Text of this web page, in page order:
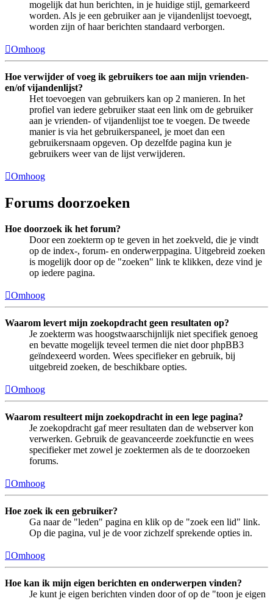
mogelijk dat hun berichten, in je huidige stijl, gemarkeerd
worden. Als je een gebruiker aan je vijandenlijst toevoegt,
worden zijn of haar berichten standaard verborgen.
Omhoog
Hoe verwijder of voeg ik gebruikers toe aan mijn vrienden-
en/of vijandenlijst?
Het toevoegen van gebruikers kan op 2 manieren. In het
profiel van iedere gebruiker staat een link om de gebruiker
aan je vrienden- of vijandenlijst toe te voegen. De tweede
manier is via het gebruikerspaneel, je moet dan een
gebruikersnaam opgeven. Op dezelfde pagina kun je
gebruikers weer van de lijst verwijderen.
Omhoog
Forums doorzoeken
Hoe doorzoek ik het forum?
Door een zoekterm op te geven in het zoekveld, die je vindt
op de index-, forum- en onderwerppagina. Uitgebreid zoeken
is mogelijk door op de "zoeken" link te klikken, deze vind je
op iedere pagina.
Omhoog
Waarom levert mijn zoekopdracht geen resultaten op?
Je zoekterm was hoogstwaarschijnlijk niet specifiek genoeg
en bevatte mogelijk teveel termen die niet door phpBB3
geïndexeerd worden. Wees specifieker en gebruik, bij
uitgebreid zoeken, de beschikbare opties.
Omhoog
Waarom resulteert mijn zoekopdracht in een lege pagina?
Je zoekopdracht gaf meer resultaten dan de webserver kon
verwerken. Gebruik de geavanceerde zoekfunctie en wees
specifieker met zowel je zoektermen als de te doorzoeken
forums.
Omhoog
Hoe zoek ik een gebruiker?
Ga naar de "leden" pagina en klik op de "zoek een lid" link.
Op die pagina, vul je de voor zichzelf sprekende opties in.
Omhoog
Hoe kan ik mijn eigen berichten en onderwerpen vinden?
Je kunt je eigen berichten vinden door of op de "toon je eigen